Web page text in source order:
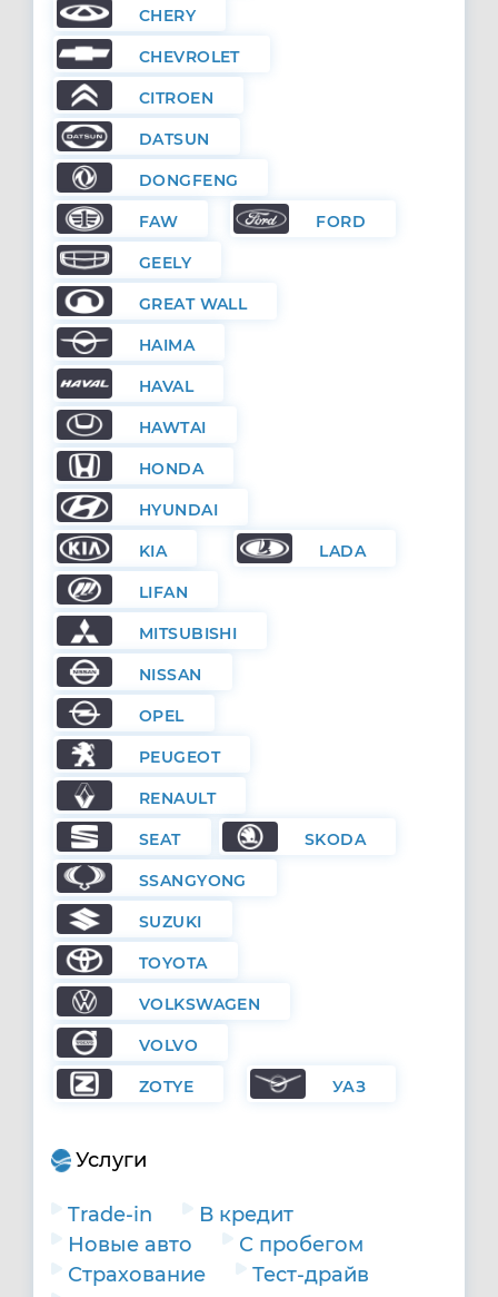
CHERY
CHEVROLET
CITROEN
DATSUN
DONGFENG
FAW FORD
GEELY
GREAT WALL
HAIMA
HAVAL
HAWTAI
HONDA
HYUNDAI
KIA LADA
LIFAN
MITSUBISHI
NISSAN
OPEL
PEUGEOT
RENAULT
SEAT SKODA
SSANGYONG
SUZUKI
TOYOTA
VOLKSWAGEN
VOLVO
ZOTYE УАЗ
Услуги
Trade-in
В кредит
Новые авто
С пробегом
Страхование
Тест-драйв